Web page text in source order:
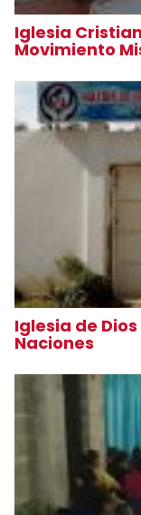
Iglesia
Movimiento
Iglesia de
Naciones